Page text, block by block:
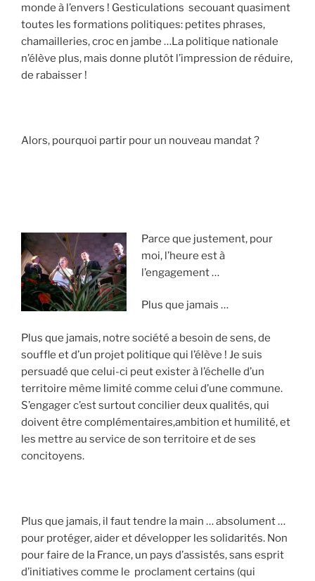
monde à l’envers ! Gesticulations secouant quasiment
toutes les formations politiques: petites phrases,
chamailleries, croc en jambe …La politique nationale
n’élève plus, mais donne plutôt l’impression de réduire,
de rabaisser !
Alors, pourquoi partir pour un nouveau mandat ?
Parce que justement, pour
moi, l’heure est à
l’engagement …
Plus que jamais …
Plus que jamais, notre société a besoin de sens, de
souffle et d’un projet politique qui l’élève ! Je suis
persuadé que celui-ci peut exister à l’échelle d’un
territoire même limité comme celui d’une commune.
S’engager c’est surtout concilier deux qualités, qui
doivent être complémentaires,ambition et humilité, et
les mettre au service de son territoire et de ses
concitoyens.
Plus que jamais, il faut tendre la main … absolument …
pour protéger, aider et développer les solidarités. Non
pour faire de la France, un pays d’assistés, sans esprit
d’initiatives comme le proclament certains (qui